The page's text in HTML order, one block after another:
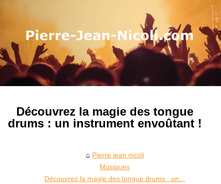
Découvrez la magie des tongue
drums : un instrument envoûtant !
Pierre jean nicoli
Musiques
Découvrez la magie des tongue drums : un...